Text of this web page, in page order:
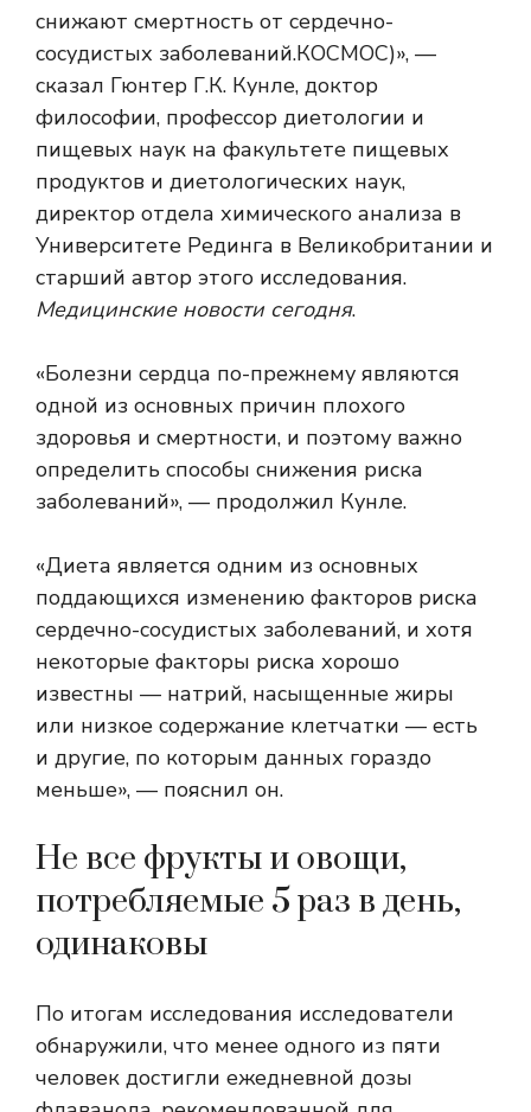
снижают смертность от сердечно-
сосудистых заболеваний.КОСМОС)», —
сказал Гюнтер Г.К. Кунле, доктор
философии, профессор диетологии и
пищевых наук на факультете пищевых
продуктов и диетологических наук,
директор отдела химического анализа в
Университете Рединга в Великобритании и
старший автор этого исследования.
Медицинские новости сегодня.
«Болезни сердца по-прежнему являются
одной из основных причин плохого
здоровья и смертности, и поэтому важно
определить способы снижения риска
заболеваний», — продолжил Кунле.
«Диета является одним из основных
поддающихся изменению факторов риска
сердечно-сосудистых заболеваний, и хотя
некоторые факторы риска хорошо
известны — натрий, насыщенные жиры
или низкое содержание клетчатки — есть
и другие, по которым данных гораздо
меньше», — пояснил он.
Не все фрукты и овощи,
потребляемые 5 раз в день,
одинаковы
По итогам исследования исследователи
обнаружили, что менее одного из пяти
человек достигли ежедневной дозы